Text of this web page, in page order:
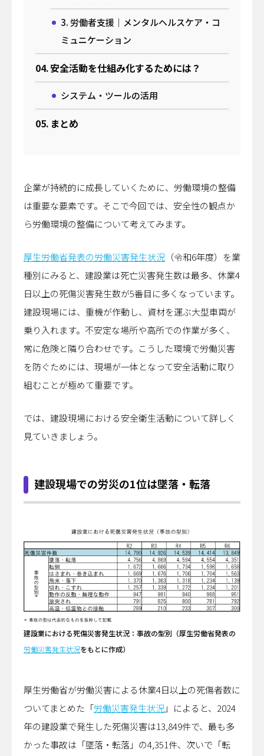
日揮触媒化成株式会社
日揮ユニバーサル株式会社
日揮商事株式会社
日本エヌ・ユー・エス株式会社
日本ファインセラミックス株式会社
日揮ビジネスサービス株式会社
株式会社プラントエンジニアリング盛岡
日揮パラレルテクノロジーズ
ブラウンリバース株式会社
株式会社RePEaT
株式会社コンクルー
3. 労働者支援｜メンタルヘルスケア・コ
ミュニケーション
安全活動を仕組み化するためには？
システム・ツールの活用
まとめ
企業が持続的に成長していくために、労働環境の整備
は重要な要素です。そこで今回では、安全性の観点か
ら労働環境の整備について考えてみます。
厚生労働省発表の労働災害発生状況 （令和6年度）を業
種別にみると、建設業は死亡災害発生数は最多、休業4
日以上の死傷災害発生数が5番目に多くなっています。
建設現場には、重機が作動し、資材を運ぶ大型車両が
乗り入れます。不安定な場所や高所での作業が多く、
常に危険と隣り合わせです。こうした環境で労働災害
を防ぐためには、現場が一体となって安全活動に取り
組むことが極めて重要です。
では、建設現場における安全衛生活動について詳しく
見ていきましょう。
建設現場での労災の1位は墜落・転落
建設業における死傷災害発生状況：事故の型別（厚生労働省発表の
労働災害発生状況をもとに作成）
厚生労働省が労働災害による休業4日以上の死傷者数に
ついてまとめた「労働災害発生状況」によると、2024
年の建設業で発生した死傷災害は13,849件で、最も多
かった事故は「墜落・転落」の4,351件、次いで「転